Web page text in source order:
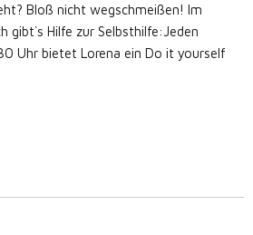
Bloß nicht wegschmeißen! Im
gibt`s Hilfe zur Selbsthilfe:Jeden
Uhr bietet Lorena ein Do it yourself